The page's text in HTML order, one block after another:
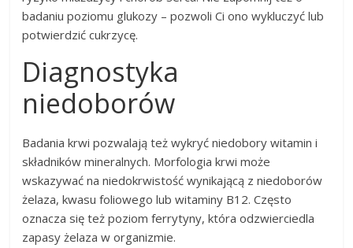
badaniu poziomu glukozy – pozwoli Ci ono wykluczyć lub
potwierdzić cukrzycę.
Diagnostyka
niedoborów
Badania krwi pozwalają też wykryć niedobory witamin i
składników mineralnych. Morfologia krwi może
wskazywać na niedokrwistość wynikającą z niedoborów
żelaza, kwasu foliowego lub witaminy B12. Często
oznacza się też poziom ferrytyny, która odzwierciedla
zapasy żelaza w organizmie.